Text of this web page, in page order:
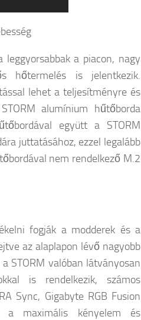
a piacon, nagy
hőtermelés is jelentkezik.
lehet a teljesítményre és
alumínium hűtőborda
együtt a STORM
juttatásához, ezzel legalább
nem rendelkező M.2
fogják a modderek és a
az alaplapon lévő nagyobb
STORM valóban látványosan
is rendelkezik, számos
Sync, Gigabyte RGB Fusion
maximális kényelem és